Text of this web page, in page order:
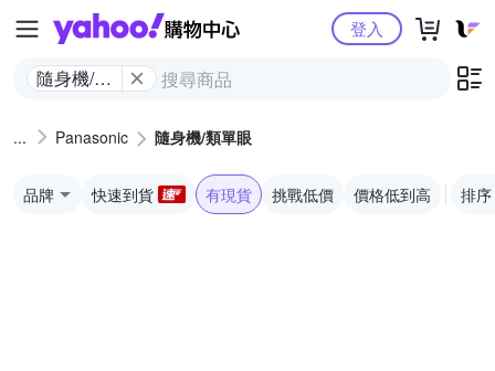
Yahoo購物中心
隨身機/類
登入
Panasonic 隨身機/類單眼
品牌 快速到貨 有現貨 挑戰低價 價格低到高 排序